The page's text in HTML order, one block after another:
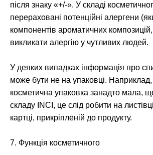
після знаку «+/-». У складі
перераховані потенційні алергени
компонентів ароматичних
викликати алергію у чутливих людей.
У деяких випадках інформація про
може бути не на упаковці.
косметична упаковка занадто мала,
складу INCI, це слід робити на
картці, прикріпленій до продукту.
7. Функція косметичного